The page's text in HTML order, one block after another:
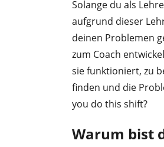
Solange du als
aufgrund dieser
deinen Problemen
zum Coach
sie funktioniert, zu
finden und die
you do this shift?
Warum bist